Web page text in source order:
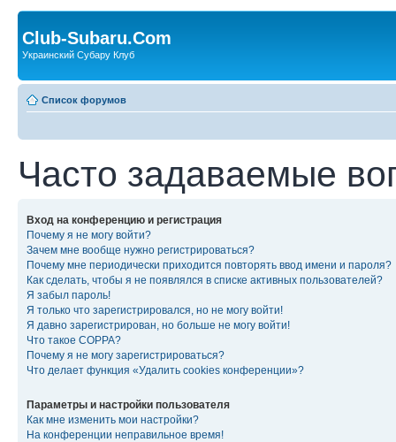
Club-Subaru.Com
Украинский Субару Клуб
Список форумов
Часто задаваемые
Вход на конференцию и регистрация
Почему я не могу войти?
Зачем мне вообще нужно регистрироваться?
Почему мне периодически приходится повторять ввод имени и пароля?
Как сделать, чтобы я не появлялся в списке активных пользователей?
Я забыл пароль!
Я только что зарегистрировался, но не могу войти!
Я давно зарегистрирован, но больше не могу войти!
Что такое COPPA?
Почему я не могу зарегистрироваться?
Что делает функция «Удалить cookies конференции»?
Параметры и настройки пользователя
Как мне изменить мои настройки?
На конференции неправильное время!